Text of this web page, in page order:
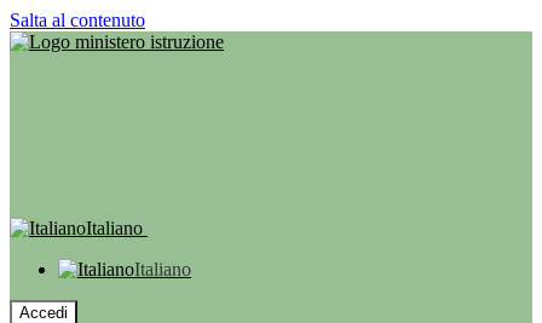
Salta al contenuto
Italiano
Italiano
Accedi